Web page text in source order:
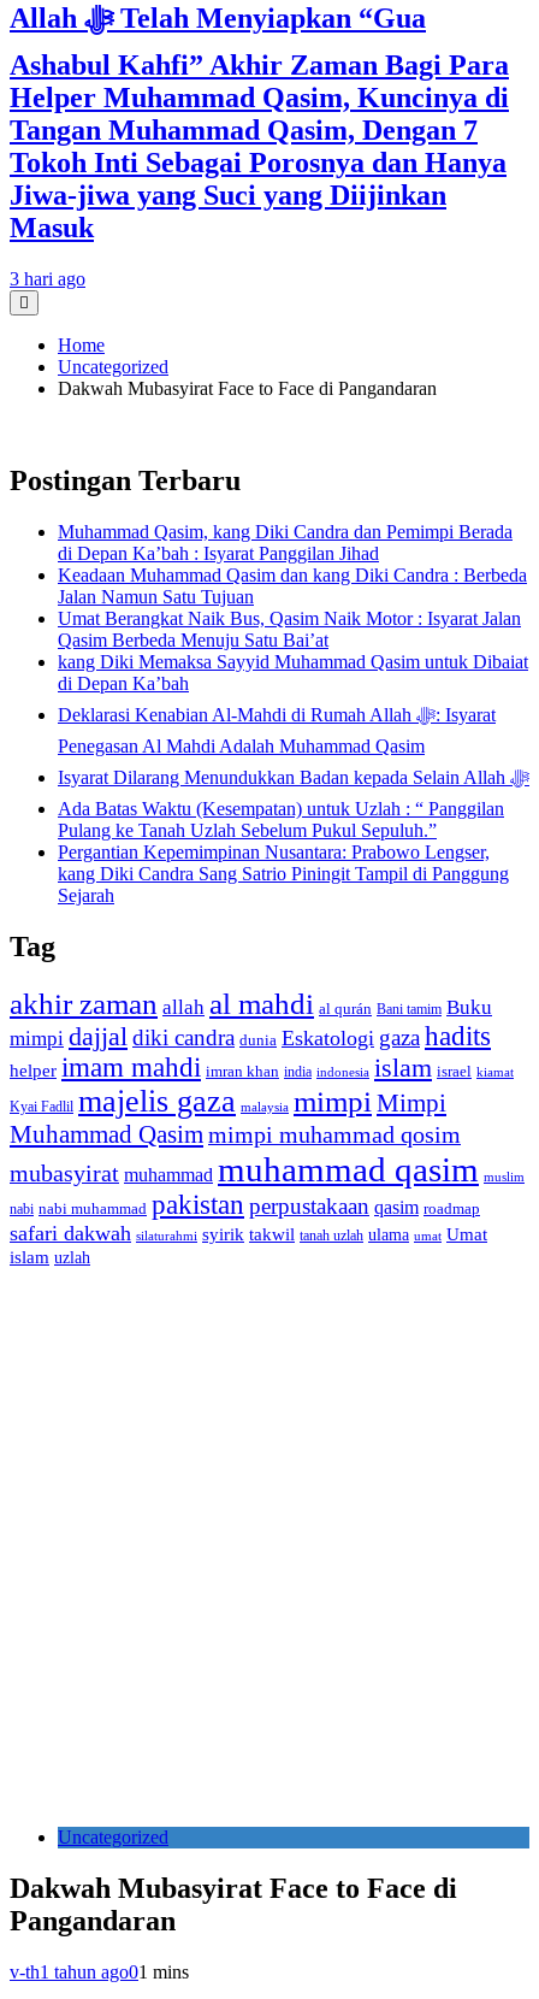
Allah ﷻ Telah Menyiapkan “Gua
Ashabul Kahfi” Akhir Zaman Bagi Para
Helper Muhammad Qasim, Kuncinya di
Tangan Muhammad Qasim, Dengan 7
Tokoh Inti Sebagai Porosnya dan Hanya
Jiwa-jiwa yang Suci yang Diijinkan
Masuk
3 hari ago
Home
Uncategorized
Dakwah Mubasyirat Face to Face di Pangandaran
Postingan Terbaru
Muhammad Qasim, kang Diki Candra dan Pemimpi Berada
di Depan Ka’bah : Isyarat Panggilan Jihad
Keadaan Muhammad Qasim dan kang Diki Candra : Berbeda
Jalan Namun Satu Tujuan
Umat Berangkat Naik Bus, Qasim Naik Motor : Isyarat Jalan
Qasim Berbeda Menuju Satu Bai’at
kang Diki Memaksa Sayyid Muhammad Qasim untuk Dibaiat
di Depan Ka’bah
Deklarasi Kenabian Al-Mahdi di Rumah Allah ﷻ: Isyarat
Penegasan Al Mahdi Adalah Muhammad Qasim
Isyarat Dilarang Menundukkan Badan kepada Selain Allah ﷻ
Ada Batas Waktu (Kesempatan) untuk Uzlah : “ Panggilan
Pulang ke Tanah Uzlah Sebelum Pukul Sepuluh.”
Pergantian Kepemimpinan Nusantara: Prabowo Lengser,
kang Diki Candra Sang Satrio Piningit Tampil di Panggung
Sejarah
Tag
akhir zaman allah al mahdi al qurán Bani tamim Buku
mimpi dajjal diki candra dunia Eskatologi gazahadits
helper imam mahdi imran khan india indonesia islam israel kiamat
Kyai Fadlil majelis gaza malaysia mimpi Mimpi
Muhammad Qasim mimpi muhammad qosim
mubasyirat muhammad muhammad qasim muslim
nabi nabi muhammad pakistan perpustakaan qasim roadmap
safari dakwah silaturahmi syirik takwil tanah uzlah ulama umat Umat
islam uzlah
Uncategorized
Dakwah Mubasyirat Face to Face di
Pangandaran
v-th1 tahun ago01 mins